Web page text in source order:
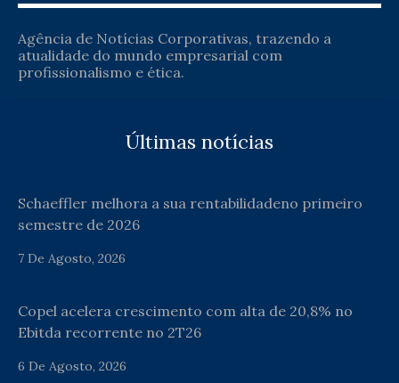
Agência de Notícias Corporativas, trazendo a
atualidade do mundo empresarial com
profissionalismo e ética.
Últimas notícias
Schaeffler melhora a sua rentabilidadeno primeiro
semestre de 2026
7 De Agosto, 2026
Copel acelera crescimento com alta de 20,8% no
Ebitda recorrente no 2T26
6 De Agosto, 2026